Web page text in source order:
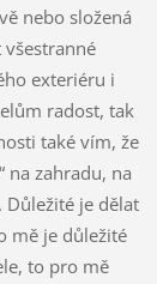
nebo složená
všestranné
exteriéru i
radost, tak
také vím, že
na zahradu, na
Důležité je dělat
mě je důležité
to pro mě